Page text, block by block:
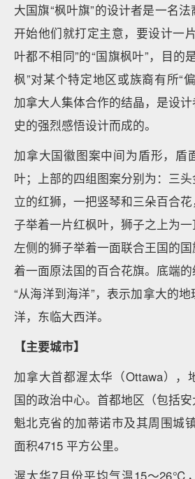
大国旗“枫叶旗”的设计者是一名
开始他们就打定主意，要设计一
叶都不相同”的“国旗枫叶”，目的
枫”对某个特定地区或族裔有所“
加拿大人集体合作的结晶，是设
史的强烈感悟设计而成的。
加拿大国徽图案中间为盾形，盾
叶；上部的四组图案分别为：三
立的红狮，一把竖琴和三朵百合
子举着一片红枫叶，狮子之上为
左侧的狮子举着一面联合王国的
着一面原法国的百合花旗。底端
“从海洋到海洋”，表示加拿大的
洋，东临大西洋。
【主要城市】
加拿大首都渥太华（Ottawa），
国的政治中心。首都地区（包括安
魁北克省的加蒂诺市及其周围城
面积4715 平方公里。
渥太华7月份平均气温15～26℃